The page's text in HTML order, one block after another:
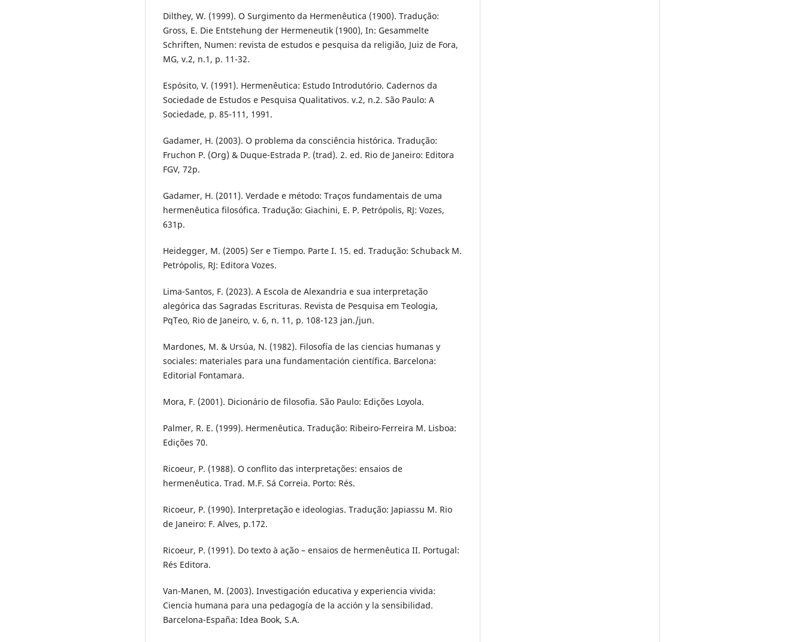
Dilthey, W. (1999). O Surgimento da Hermenêutica (1900). Tradução:
Gross, E. Die Entstehung der Hermeneutik (1900), In: Gesammelte
Schriften, Numen: revista de estudos e pesquisa da religião, Juiz de Fora,
MG, v.2, n.1, p. 11-32.
Espósito, V. (1991). Hermenêutica: Estudo Introdutório. Cadernos da
Sociedade de Estudos e Pesquisa Qualitativos. v.2, n.2. São Paulo: A
Sociedade, p. 85-111, 1991.
Gadamer, H. (2003). O problema da consciência histórica. Tradução:
Fruchon P. (Org) & Duque-Estrada P. (trad). 2. ed. Rio de Janeiro: Editora
FGV, 72p.
Gadamer, H. (2011). Verdade e método: Traços fundamentais de uma
hermenêutica filosófica. Tradução: Giachini, E. P. Petrópolis, RJ: Vozes,
631p.
Heidegger, M. (2005) Ser e Tiempo. Parte I. 15. ed. Tradução: Schuback M.
Petrópolis, RJ: Editora Vozes.
Lima-Santos, F. (2023). A Escola de Alexandria e sua interpretação
alegórica das Sagradas Escrituras. Revista de Pesquisa em Teologia,
PqTeo, Rio de Janeiro, v. 6, n. 11, p. 108-123 jan./jun.
Mardones, M. & Ursúa, N. (1982). Filosofía de las ciencias humanas y
sociales: materiales para una fundamentación científica. Barcelona:
Editorial Fontamara.
Mora, F. (2001). Dicionário de filosofia. São Paulo: Edições Loyola.
Palmer, R. E. (1999). Hermenêutica. Tradução: Ribeiro-Ferreira M. Lisboa:
Edições 70.
Ricoeur, P. (1988). O conflito das interpretações: ensaios de
hermenêutica. Trad. M.F. Sá Correia. Porto: Rés.
Ricoeur, P. (1990). Interpretação e ideologias. Tradução: Japiassu M. Rio
de Janeiro: F. Alves, p.172.
Ricoeur, P. (1991). Do texto à ação – ensaios de hermenêutica II. Portugal:
Rés Editora.
Van-Manen, M. (2003). Investigación educativa y experiencia vivida:
Ciencia humana para una pedagogía de la acción y la sensibilidad.
Barcelona-España: Idea Book, S.A.